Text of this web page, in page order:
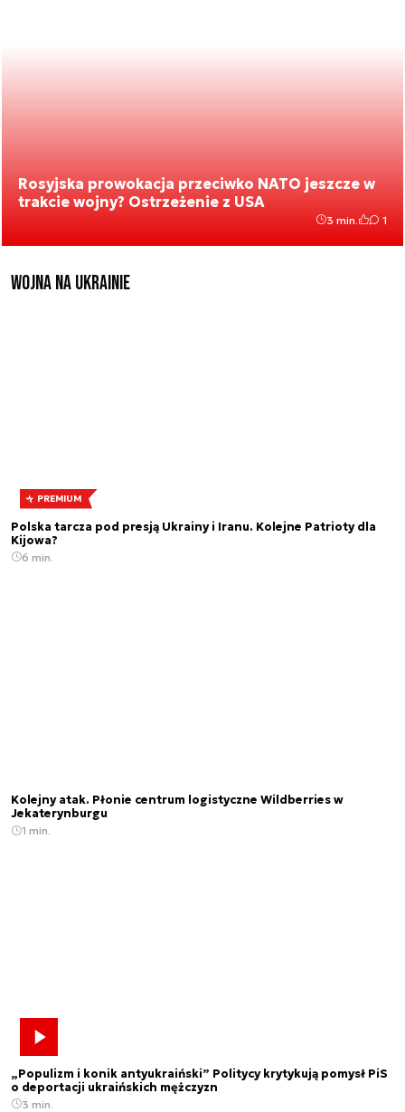
Rosyjska prowokacja przeciwko NATO jeszcze w
trakcie wojny? Ostrzeżenie z USA
3 min. 1
Wojna na Ukrainie
PREMIUM
Polska tarcza pod presją Ukrainy i Iranu. Kolejne Patrioty dla
Kijowa?
6 min.
Kolejny atak. Płonie centrum logistyczne Wildberries w
Jekaterynburgu
1 min.
„Populizm i konik antyukraiński” Politycy krytykują pomysł PiS
o deportacji ukraińskich mężczyzn
3 min.